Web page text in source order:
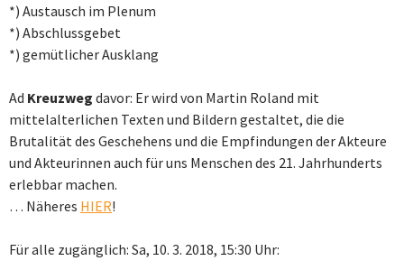
*) Austausch im Plenum
*) Abschlussgebet
*) gemütlicher Ausklang
Ad Kreuzweg davor: Er wird von Martin Roland mit
mittelalterlichen Texten und Bildern gestaltet, die die
Brutalität des Geschehens und die Empfindungen der Akteure
und Akteurinnen auch für uns Menschen des 21. Jahrhunderts
erlebbar machen.
… Näheres HIER!
Für alle zugänglich: Sa, 10. 3. 2018, 15:30 Uhr: